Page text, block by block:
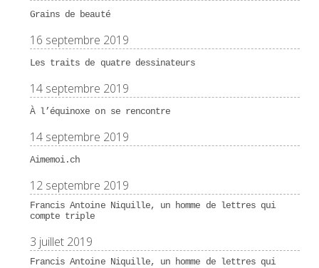
Grains de beauté
16 septembre 2019
Les traits de quatre dessinateurs
14 septembre 2019
À l’équinoxe on se rencontre
14 septembre 2019
Aimemoi.ch
12 septembre 2019
Francis Antoine Niquille, un homme de lettres qui
compte triple
3 juillet 2019
Francis Antoine Niquille, un homme de lettres qui